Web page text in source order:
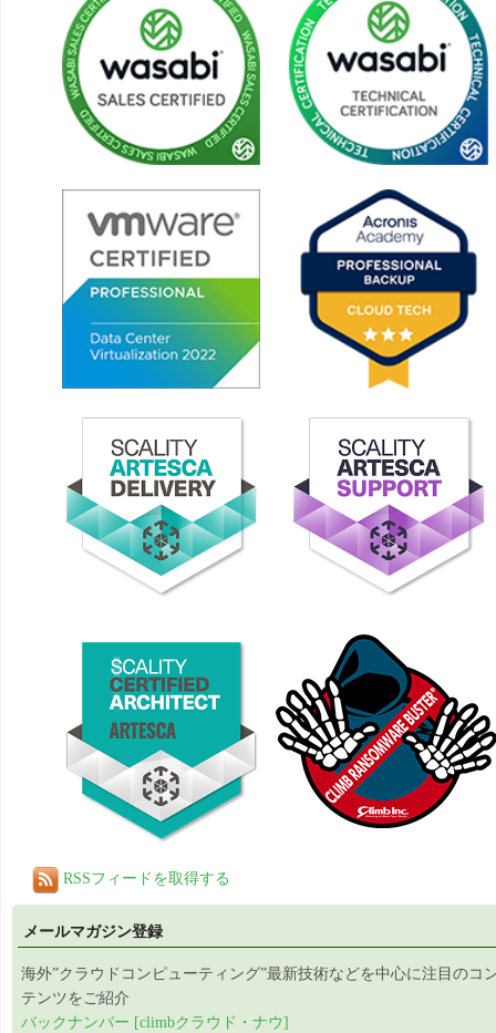
RSSフィードを取得する
メールマガジン登録
海外”クラウドコンピューティング”最新技術などを中心に注目のコ
テンツをご紹介
バックナンバー [climbクラウド・ナウ]